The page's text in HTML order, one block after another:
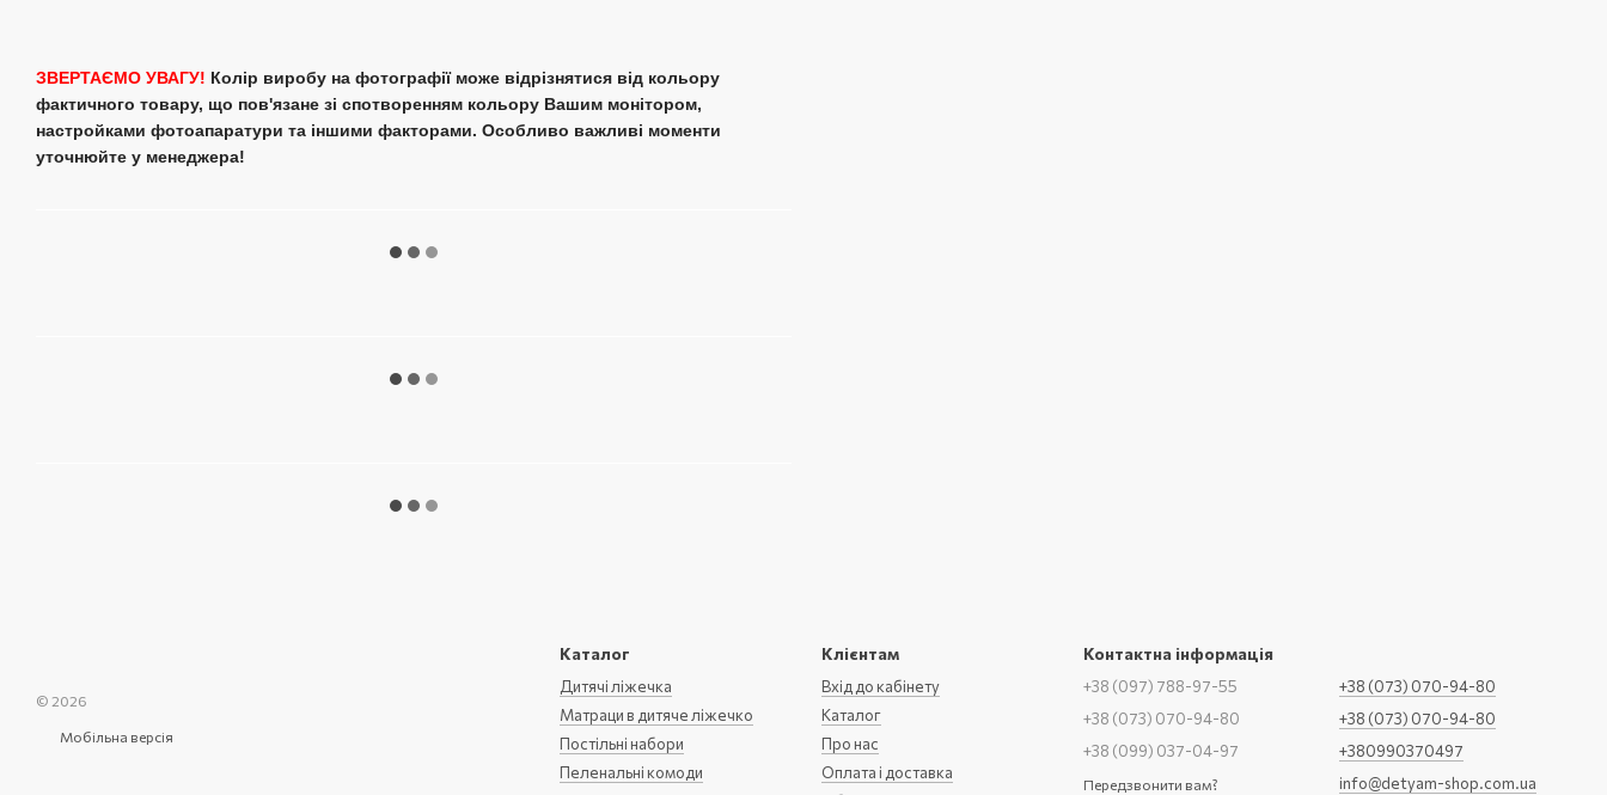
ЗВЕРТАЄМО УВАГУ! Колір виробу на фотографії може відрізнятися від кольору
фактичного товару, що пов'язане зі спотворенням кольору Вашим монітором,
настройками фотоапаратури та іншими факторами. Особливо важливі моменти
уточнюйте у менеджера!
© 2026
Мобільна версія
Каталог
Дитячі ліжечка
Матраци в дитяче ліжечко
Постільні набори
Пеленальні комоди
Клієнтам
Вхід до кабінету
Каталог
Про нас
Оплата і доставка
Контактна інформація
+38 (097) 788-97-55
+38 (073) 070-94-80
+38 (099) 037-04-97
Передзвонити вам?
+38 (073) 070-94-80
+38 (073) 070-94-80
+380990370497
info@detyam-shop.com.ua